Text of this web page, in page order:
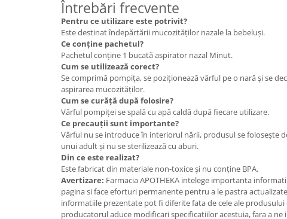
Întrebări frecvente
Pentru ce utilizare este potrivit?
Este destinat îndepărtării mucozităților nazale la bebeluși.
Ce conține pachetul?
Pachetul conține 1 bucată aspirator nazal Minut.
Cum se utilizează corect?
Se comprimă pompița, se poziționează vârful pe o nară și se
aspirarea mucozităților.
Cum se curăță după folosire?
Vârful pompiței se spală cu apă caldă după fiecare utilizare.
Ce precauții sunt importante?
Vârful nu se introduce în interiorul nării, produsul se folosește
unui adult și nu se sterilizează cu aburi.
Din ce este realizat?
Este fabricat din materiale non-toxice și nu conține BPA.
Avertizare: Farmacia APOTHEKA intelege importanta
pagina si face eforturi permanente pentru a le pastra
informatiile prezentate pot fi diferite fata de cele ale produsului
producatorul aduce modificari specificatiilor acestuia, fara a ne